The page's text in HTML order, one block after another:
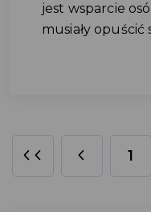
jest wsparcie
musiały opuścić
1